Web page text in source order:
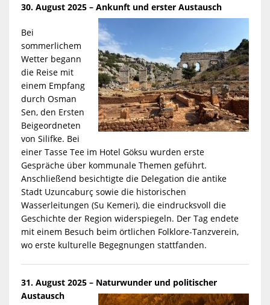
30. August 2025 – Ankunft und erster Austausch
Bei
sommerlichem
Wetter begann
die Reise mit
einem Empfang
durch Osman
Sen, den Ersten
Beigeordneten
von Silifke. Bei
einer Tasse Tee im Hotel Göksu wurden erste
Gespräche über kommunale Themen geführt.
Anschließend besichtigte die Delegation die antike
Stadt Uzuncaburç sowie die historischen
Wasserleitungen (Su Kemeri), die eindrucksvoll die
Geschichte der Region widerspiegeln. Der Tag endete
mit einem Besuch beim örtlichen Folklore-Tanzverein,
wo erste kulturelle Begegnungen stattfanden.
31. August 2025 – Naturwunder und politischer
Austausch